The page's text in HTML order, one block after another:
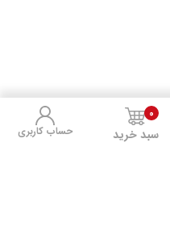
سبد خرید
0
حساب کاربری